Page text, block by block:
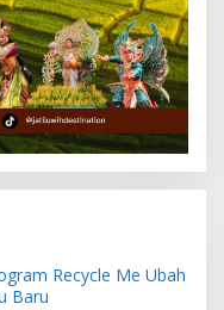
Recycle Me Ubah
Baru